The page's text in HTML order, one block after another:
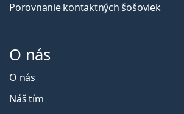
Porovnanie kontaktných šošoviek
O nás
O nás
Náš tím